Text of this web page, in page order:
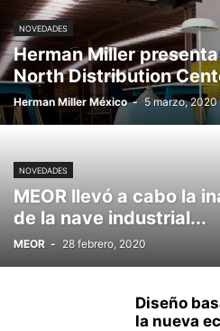
NOVEDADES
Herman Miller
North Distribution
Herman Miller México - 5 marzo, 2020
NOVEDADES
MEOR llevó a cabo la
de la nave industrial...
MEOR - 28 febrero, 2020
Diseño
la nueva